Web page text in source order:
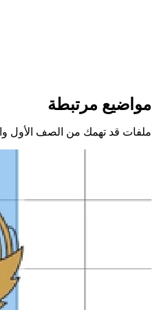
مواضيع مرتبطة
ملفات قد تهمك من الصف الأول